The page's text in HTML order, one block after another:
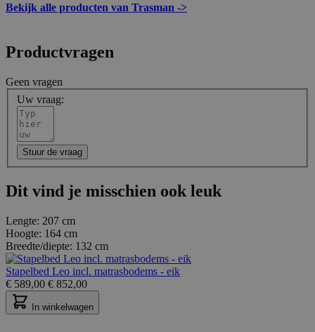
Bekijk alle producten van Trasman ->
Productvragen
Geen vragen
Uw vraag:
Stuur de vraag
Dit vind je misschien ook leuk
Lengte: 207 cm
Hoogte: 164 cm
Breedte/diepte: 132 cm
Stapelbed Leo incl. matrasbodems - eik
€ 589,00 € 852,00
In winkelwagen